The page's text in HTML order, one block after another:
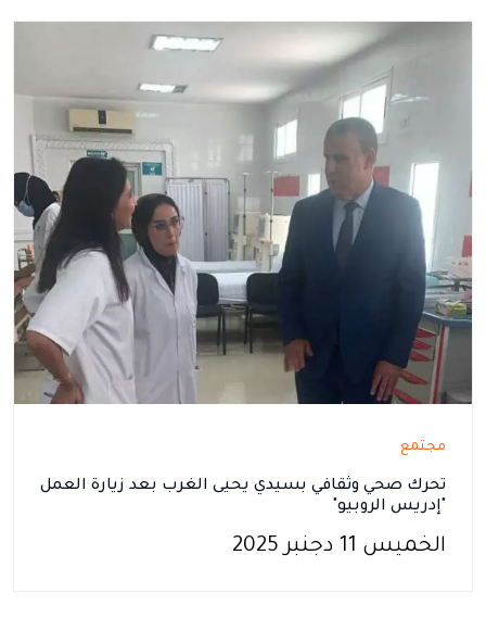
مجتمع
تحرك صحي وثقافي بسيدي يحيى الغرب بعد زيارة العمل
"إدريس الروبيو"
الخميس 11 دجنبر 2025